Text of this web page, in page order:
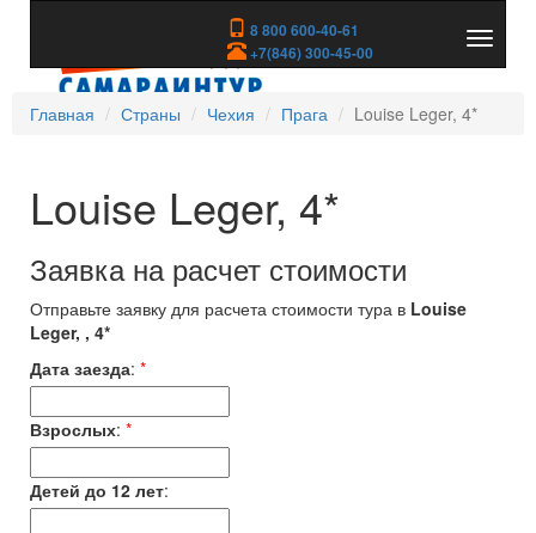
8 800 600-40-61
+7(846) 300-45-00
скрыть
Главная
Страны Чехия Прага Louise Leger, 4*
Louise Leger, 4*
Заявка на расчет стоимости
Отправьте заявку для расчета стоимости тура в Louise
Leger, , 4*
Дата заезда: *
Взрослых: *
Детей до 12 лет: